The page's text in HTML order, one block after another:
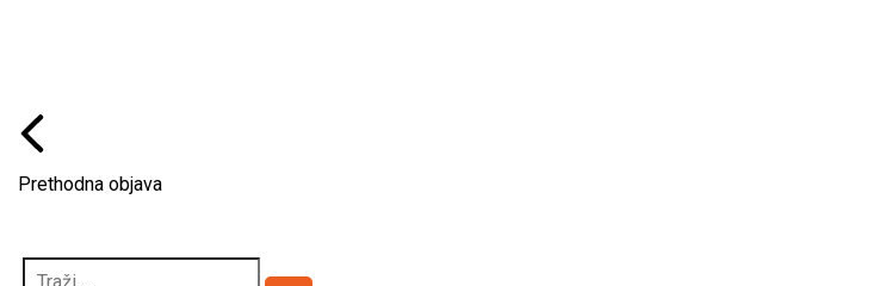
Prethodna objava